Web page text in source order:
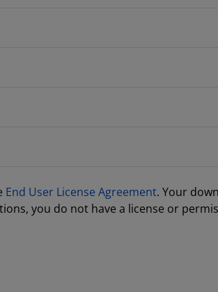
End User License Agreement. Your
you do not have a license or